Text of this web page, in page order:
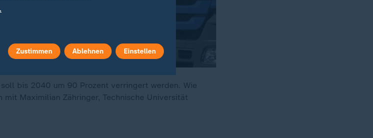
bis 2040 um 90 Prozent verringert werden. Wie
mit Maximilian Zähringer, Technische Universität
Zustimmen Ablehnen Einstellen